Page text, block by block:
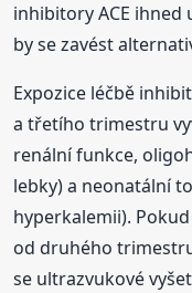
inhibitory ACE ihned
by se zavést
Expozice léčbě
a třetího trimestru
renální funkce,
lebky) a neonatální
hyperkalemii).
od druhého
se ultrazvukové